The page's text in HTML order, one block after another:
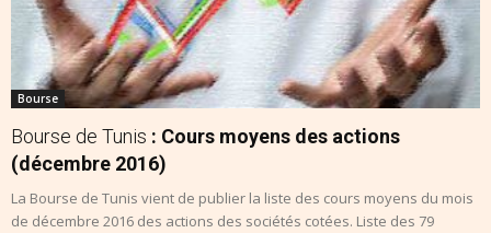
Bourse
Bourse de Tunis : Cours moyens des actions
(décembre 2016)
La Bourse de Tunis vient de publier la liste des cours moyens du mois
de décembre 2016 des actions des sociétés cotées. Liste des 79